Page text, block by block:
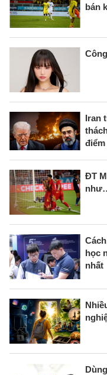
bán
Iran
ĐT
học
nhất